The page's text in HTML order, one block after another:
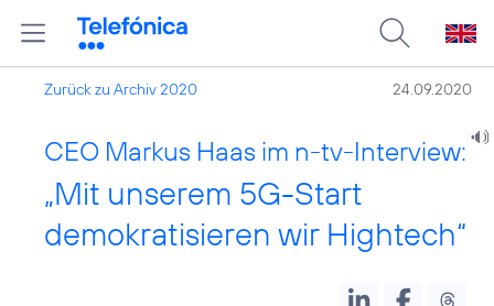
Zurück zu Archiv 2020 24.09.2020
CEO Markus Haas im n-tv-Interview:
„Mit unserem 5G-Start
demokratisieren wir Hightech“